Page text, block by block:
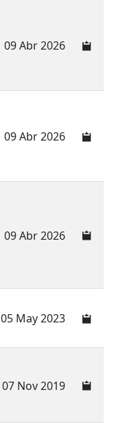
09 Abr 2026
09 Abr 2026
09 Abr 2026
05 May 2023
07 Nov 2019